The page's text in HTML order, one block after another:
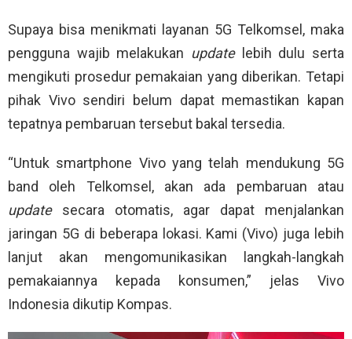
Supaya bisa menikmati layanan 5G Telkomsel, maka
pengguna wajib melakukan update
lebih dulu serta
mengikuti prosedur pemakaian yang diberikan. Tetapi
pihak Vivo sendiri belum dapat memastikan kapan
tepatnya pembaruan tersebut bakal tersedia.
“Untuk smartphone Vivo yang telah mendukung 5G
band oleh Telkomsel, akan ada pembaruan atau
update secara otomatis, agar dapat menjalankan
jaringan 5G di beberapa lokasi. Kami (Vivo) juga lebih
lanjut akan mengomunikasikan langkah-langkah
pemakaiannya kepada konsumen,” jelas Vivo
Indonesia dikutip Kompas.